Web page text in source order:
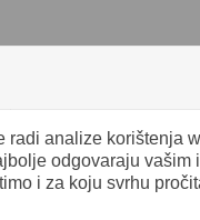
radi analize korištenja
odgovaraju
i za koju svrhu